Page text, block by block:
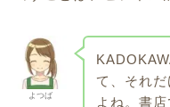
よつば
て、それ
よね。書